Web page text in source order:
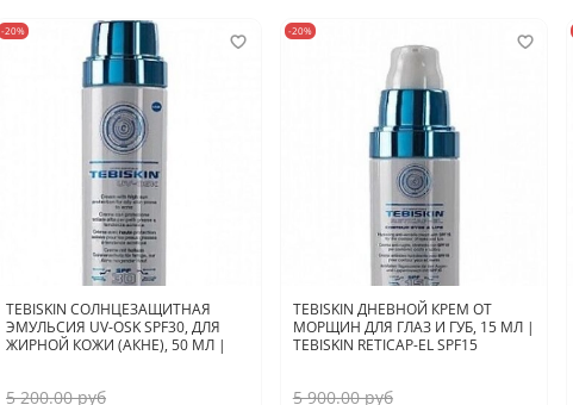
-20%
TEBISKIN СОЛНЦЕЗАЩИТНАЯ
ЭМУЛЬСИЯ UV-OSK SPF30, ДЛЯ
ЖИРНОЙ КОЖИ (АКНЕ), 50 МЛ |
5 200.00 руб
-20%
TEBISKIN ДНЕВНОЙ КРЕМ ОТ
МОРЩИН ДЛЯ ГЛАЗ И ГУБ, 15 МЛ |
TEBISKIN RETICAP-EL SPF15
5 900.00 руб